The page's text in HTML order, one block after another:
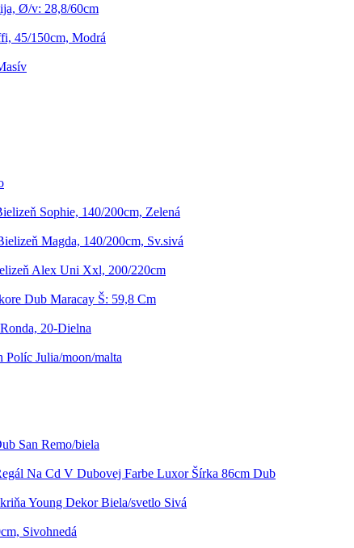
Ø/v: 28,8/60cm
45/150cm, Modrá
Sophie, 140/200cm, Zelená
Magda, 140/200cm, Sv.sivá
Alex Uni Xxl, 200/220cm
Dub Maracay Š: 59,8 Cm
20-Dielna
Políc Julia/moon/malta
San Remo/biela
Na Cd V Dubovej Farbe Luxor Šírka 86cm Dub
Young Dekor Biela/svetlo Sivá
Sivohnedá